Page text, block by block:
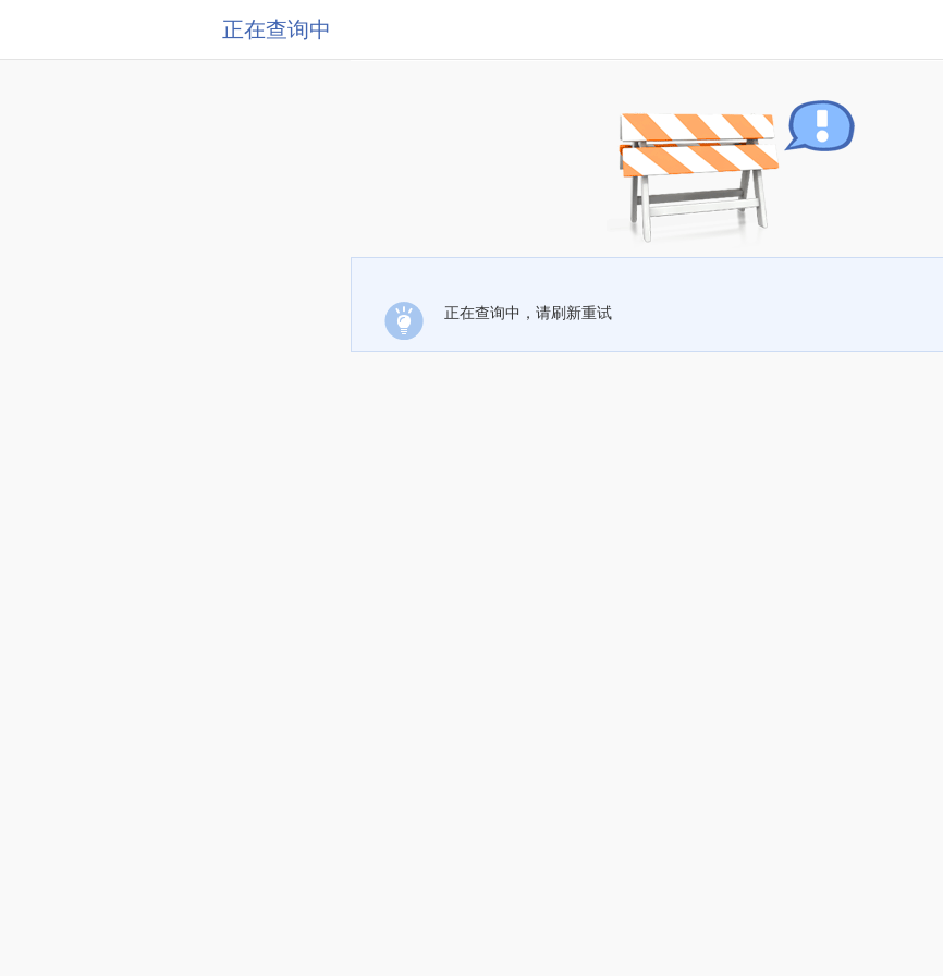
正在查询中
正在查询中，请刷新重试